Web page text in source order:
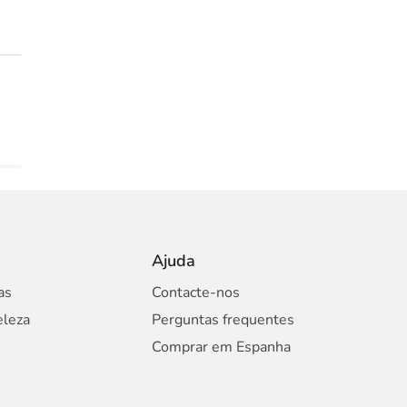
Ajuda
Contacte-nos
Perguntas frequentes
Comprar em Espanha